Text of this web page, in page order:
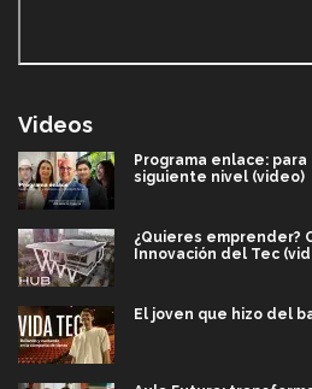
Videos
Programa enlace:
siguiente nivel (video)
¿Quieres emprender?
Innovación del Tec
El joven que hizo del